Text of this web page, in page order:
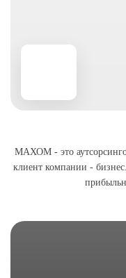
МАХОМ - это
клиент компании -